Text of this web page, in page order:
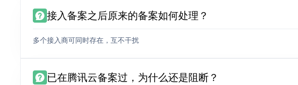
接入备案之后原来的备案如何处理？
多个接入商可同时存在，互不干扰
已在腾讯云备案过，为什么还是阻断？